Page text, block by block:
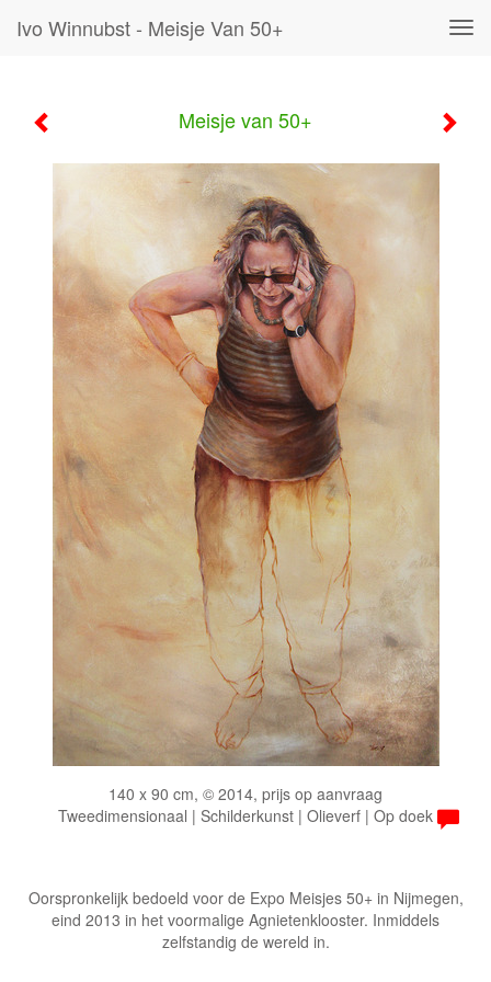
Ivo Winnubst - Meisje Van 50+
Meisje van 50+
140 x 90 cm, © 2014, prijs op aanvraag
Tweedimensionaal | Schilderkunst | Olieverf | Op doek
Oorspronkelijk bedoeld voor de Expo Meisjes 50+ in Nijmegen,
eind 2013 in het voormalige Agnietenklooster. Inmiddels
zelfstandig de wereld in.